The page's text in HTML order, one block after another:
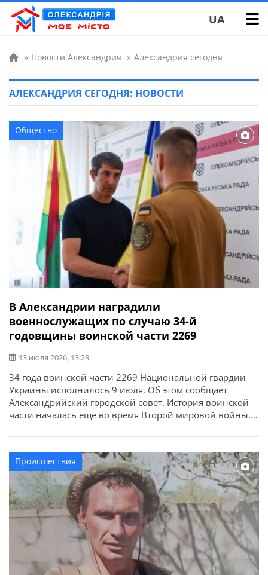
UA
» Новости Александрия » Александрия сегодня
АЛЕКСАНДРИЯ СЕГОДНЯ: НОВОСТИ
Общество
В Александрии наградили
военнослужащих по случаю 34-й
годовщины воинской части 2269
13 июля 2026, 13:23
34 года воинской части 2269 Национальной гвардии
Украины исполнилось 9 июля. Об этом сообщает
Александрийский городской совет. История воинской
части началась еще во время Второй мировой войны.
государственные задачи, участвовали в ликвидации
последствий аварии на Чернобыльской АЭС,
спасательных операциях и других ответственных
миссиях. По случаю годовщины в городском совете […]
Происшествия